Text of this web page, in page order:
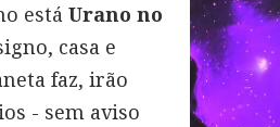
está Urano no
casa e
faz, irão
- sem aviso